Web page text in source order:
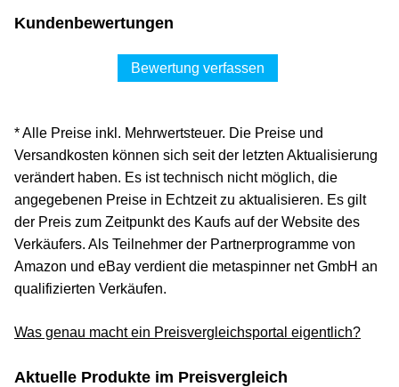
Kundenbewertungen
Bewertung verfassen
* Alle Preise inkl. Mehrwertsteuer. Die Preise und
Versandkosten können sich seit der letzten Aktualisierung
verändert haben. Es ist technisch nicht möglich, die
angegebenen Preise in Echtzeit zu aktualisieren. Es gilt
der Preis zum Zeitpunkt des Kaufs auf der Website des
Verkäufers. Als Teilnehmer der Partnerprogramme von
Amazon und eBay verdient die metaspinner net GmbH an
qualifizierten Verkäufen.
Was genau macht ein Preisvergleichsportal eigentlich?
Aktuelle Produkte im Preisvergleich